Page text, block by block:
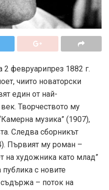
февруарипрез 1882 г.
чиито новаторски
един от най-
Творчеството му
музика” (1907),
Следва сборникът
Първият му роман –
на художника като млад”
публика с новите
съдържа – поток на